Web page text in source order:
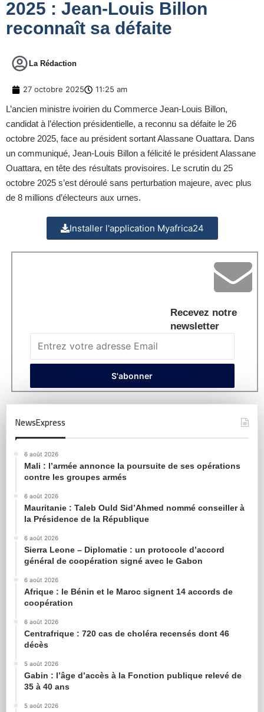
2025 : Jean-Louis Billon
reconnaît sa défaite
La Rédaction
27 octobre 2025 11:25 am
L’ancien ministre ivoirien du Commerce Jean-Louis Billon,
candidat à l’élection présidentielle, a reconnu sa défaite le 26
octobre 2025, face au président sortant Alassane Ouattara. Dans
un communiqué, Jean-Louis Billon a félicité le président Alassane
Ouattara, en tête des résultats provisoires. Le scrutin du 25
octobre 2025 s’est déroulé sans perturbation majeure, avec plus
de 8 millions d’électeurs aux urnes.
Installer l'application Myafrica24
Recevez notre
newsletter
NewsExpress
6 août 2026
Mali : l’armée annonce la poursuite de ses opérations
contre les groupes armés
6 août 2026
Mauritanie : Taleb Ould Sid’Ahmed nommé conseiller à
la Présidence de la République
6 août 2026
Sierra Leone – Diplomatie : un protocole d’accord
général de coopération signé avec le Gabon
6 août 2026
Afrique : le Bénin et le Maroc signent 14 accords de
coopération
6 août 2026
Centrafrique : 720 cas de choléra recensés dont 46
décès
5 août 2026
Gabin : l’âge d’accès à la Fonction publique relevé de
35 à 40 ans
5 août 2026